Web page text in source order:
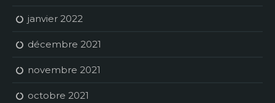
janvier 2022
décembre 2021
novembre 2021
octobre 2021